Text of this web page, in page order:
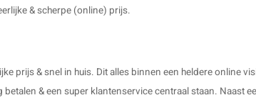
& scherpe (online) prijs.
prijs & snel in huis. Dit alles binnen een heldere online
& een super klantenservice centraal staan. Naast